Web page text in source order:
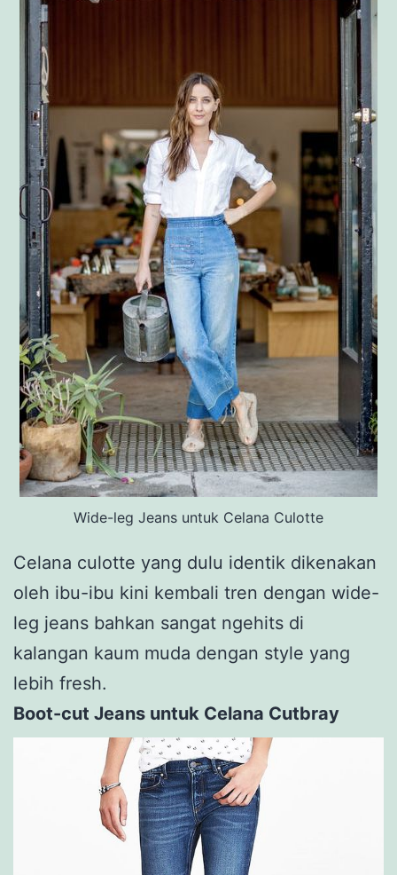
Wide-leg Jeans untuk Celana Culotte
Celana culotte yang dulu identik dikenakan
oleh ibu-ibu kini kembali tren dengan wide-
leg jeans bahkan sangat ngehits di
kalangan kaum muda dengan style yang
lebih fresh.
Boot-cut Jeans untuk Celana Cutbray